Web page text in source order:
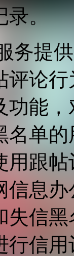
录。
务提
评论
功能
名单
用跟
信息
失信
行信用